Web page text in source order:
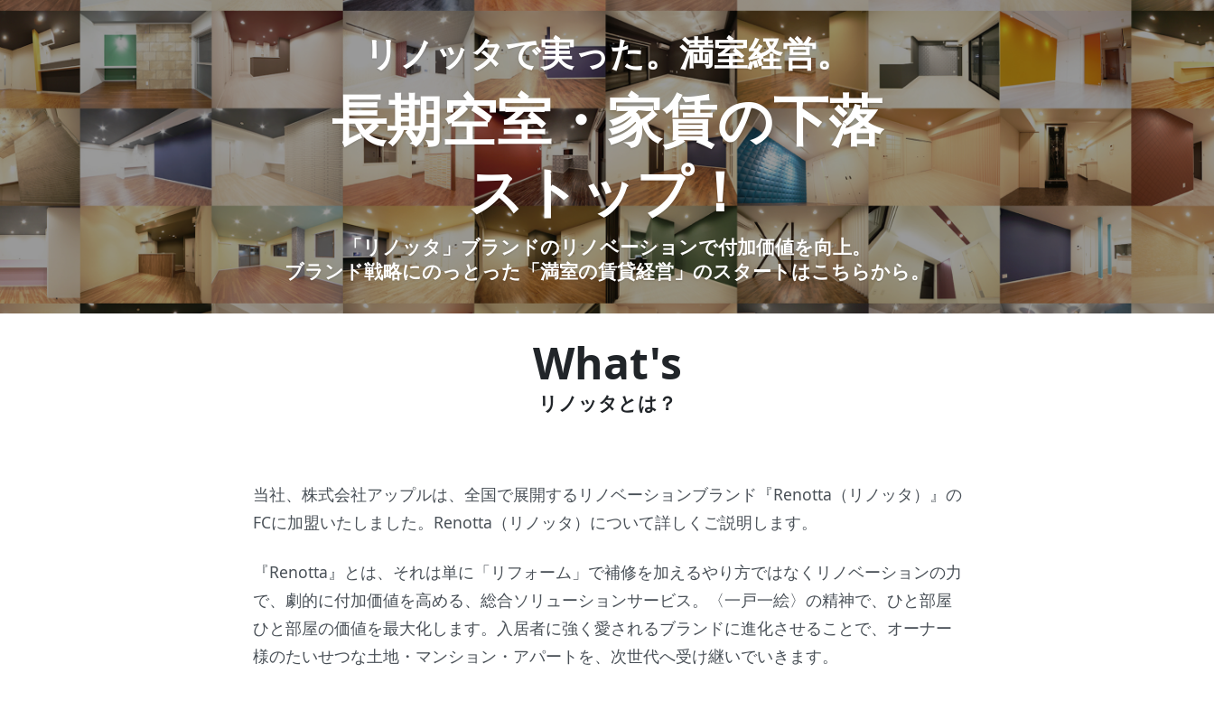
リノッタで実った。満室経営。
長期空室・家賃の下落
ストップ！
「リノッタ」ブランドのリノベーションで付加価値を向上。
ブランド戦略にのっとった「満室の賃貸経営」のスタートはこちらから。
What's
リノッタとは？
当社、株式会社アップルは、全国で展開するリノベーションブランド『Renotta（リノッタ）』の
FCに加盟いたしました。Renotta（リノッタ）について詳しくご説明します。
『Renotta』とは、それは単に「リフォーム」で補修を加えるやり方ではなくリノベーションの力
で、劇的に付加価値を高める、総合ソリューションサービス。〈一戸一絵〉の精神で、ひと部屋
ひと部屋の価値を最大化します。入居者に強く愛されるブランドに進化させることで、オーナー
様のたいせつな土地・マンション・アパートを、次世代へ受け継いでいきます。